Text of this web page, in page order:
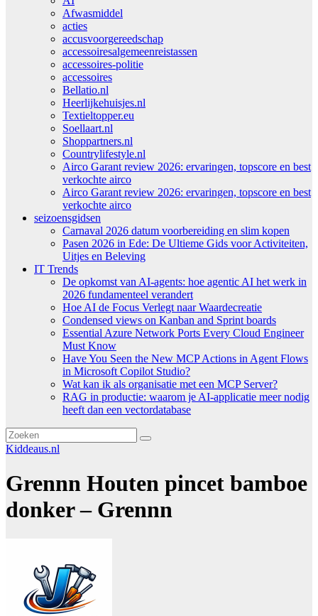
Afwasmiddel
acties
accusvoorgereedschap
accessoiresalgemeenreistassen
accessoires-politie
accessoires
Bellatio.nl
Heerlijkehuisjes.nl
Textieltopper.eu
Soellaart.nl
Shoppartners.nl
Countrylifestyle.nl
Airco Garant review 2026: ervaringen, topscore en best
verkochte airco
Airco Garant review 2026: ervaringen, topscore en best
verkochte airco
seizoensgidsen
Carnaval 2026 datum voorbereiding en slim kopen
Pasen 2026 in Ede: De Ultieme Gids voor Activiteiten,
Uitjes en Beleving
IT Trends
De opkomst van AI-agents: hoe agentic AI het werk in
2026 fundamenteel verandert
Hoe AI de Focus Verlegt naar Waardecreatie
Condensed views on Kanban and Sprint boards
Essential Azure Network Ports Every Cloud Engineer
Must Know
Have You Seen the New MCP Actions in Agent Flows
in Microsoft Copilot Studio?
Wat kan ik als organisatie met een MCP Server?
RAG in productie: waarom je AI-applicatie meer nodig
heeft dan een vectordatabase
Kiddeaus.nl
Grennn Houten pincet bamboe
donker – Grennn